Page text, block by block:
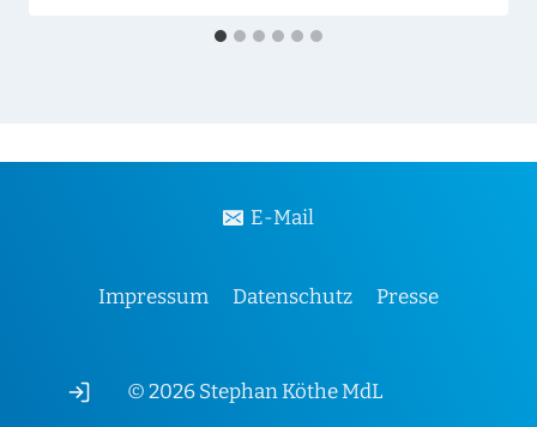
© 2026 Stephan Köthe MdL
Impressum Datenschutz Presse
E-Mail